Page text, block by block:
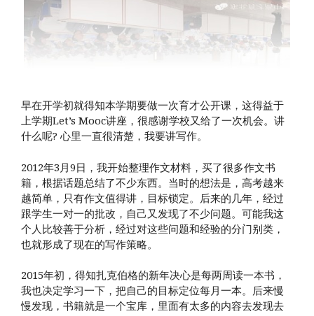
早在开学初就得知本学期要做一次育才公开课，这得益于
上学期Let’s Mooc讲座，很感谢学校又给了一次机会。讲
什么呢? 心里一直很清楚，我要讲写作。
2012年3月9日，我开始整理作文材料，买了很多作文书
籍，根据话题总结了不少东西。当时的想法是，高考越来
越简单，只有作文值得讲，目标锁定。后来的几年，经过
跟学生一对一的批改，自己又发现了不少问题。可能我这
个人比较善于分析，经过对这些问题和经验的分门别类，
也就形成了现在的写作策略。
2015年初，得知扎克伯格的新年决心是每两周读一本书，
我也决定学习一下，把自己的目标定位每月一本。后来慢
慢发现，书籍就是一个宝库，里面有太多的内容去发现去